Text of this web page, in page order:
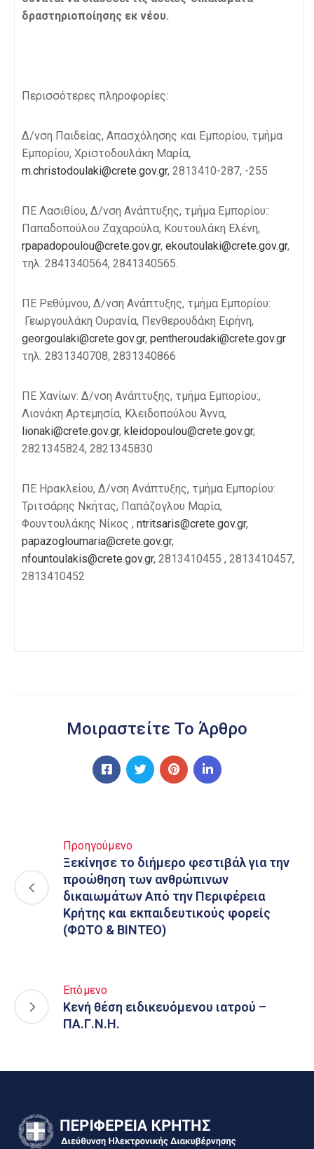
δραστηριοποίησης εκ νέου.
Περισσότερες πληροφορίες:
Δ/νση Παιδείας, Απασχόλησης και Εμπορίου, τμήμα
Εμπορίου, Χριστοδουλάκη Μαρία,
m.christodoulaki@crete.gov.gr, 2813410-287, -255
ΠΕ Λασιθίου, Δ/νση Ανάπτυξης, τμήμα Εμπορίου::
Παπαδοπούλου Ζαχαρούλα, Κουτουλάκη Ελένη,
rpapadopoulou@crete.gov.gr, ekoutoulaki@crete.gov.gr,
τηλ. 2841340564, 2841340565.
ΠΕ Ρεθύμνου, Δ/νση Ανάπτυξης, τμήμα Εμπορίου:
Γεωργουλάκη Ουρανία, Πενθερουδάκη Ειρήνη,
georgoulaki@crete.gov.gr, pentheroudaki@crete.gov.gr
τηλ. 2831340708, 2831340866
ΠΕ Χανίων: Δ/νση Ανάπτυξης, τμήμα Εμπορίου:,
Λιονάκη Αρτεμησία, Κλειδοπούλου Άννα,
lionaki@crete.gov.gr, kleidopoulou@crete.gov.gr,
2821345824, 2821345830
ΠΕ Ηρακλείου, Δ/νση Ανάπτυξης, τμήμα Εμπορίου:
Τριτσάρης Νκήτας, Παπάζογλου Μαρία,
Φουντουλάκης Νίκος , ntritsaris@crete.gov.gr,
papazogloumaria@crete.gov.gr,
nfountoulakis@crete.gov.gr, 2813410455 , 2813410457,
2813410452
Μοιραστείτε Το Άρθρο
Προηγούμενο
Ξεκίνησε το διήμερο φεστιβάλ για την
προώθηση των ανθρώπινων
δικαιωμάτων Από την Περιφέρεια
Κρήτης και εκπαιδευτικούς φορείς
(ΦΩΤΟ & ΒΙΝΤΕΟ)
Επόμενο
Κενή θέση ειδικευόμενου ιατρού –
ΠΑ.Γ.Ν.Η.